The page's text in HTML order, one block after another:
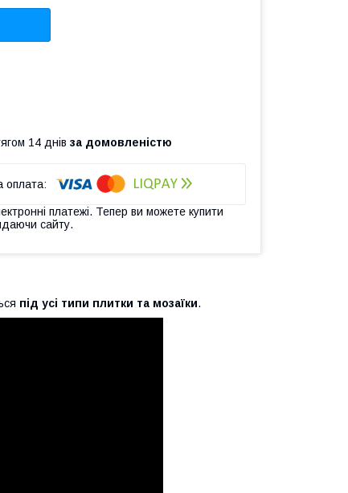
14 днів за домовленістю
платежі. Тепер ви можете купити
сайту.
під усі типи плитки та мозаїки.